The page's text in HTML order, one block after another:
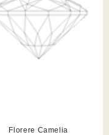
Florere Camelia